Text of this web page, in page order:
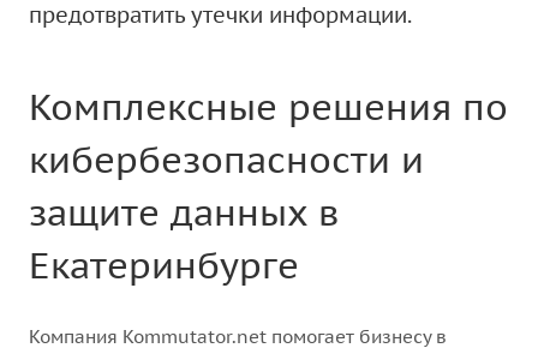
предотвратить утечки информации.
Комплексные решения по
кибербезопасности и
защите данных в
Екатеринбурге
Компания Kommutator.net помогает бизнесу в